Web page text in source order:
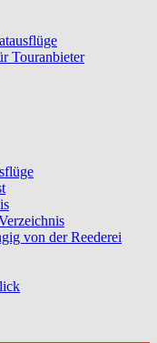
Touranbieter
von der Reederei